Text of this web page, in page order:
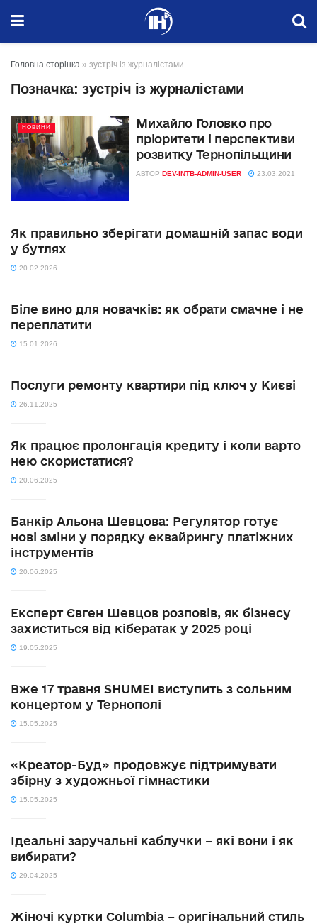
Головна сторінка » зустріч із журналістами
Позначка: зустріч із журналістами
НОВИНИ
Михайло Головко про
пріоритети і перспективи
розвитку Тернопільщини
АВТОР DEV-INTB-ADMIN-USER 23.03.2021
Як правильно зберігати домашній запас води
у бутлях
20.02.2026
Біле вино для новачків: як обрати смачне і не
переплатити
15.01.2026
Послуги ремонту квартири під ключ у Києві
26.11.2025
Як працює пролонгація кредиту і коли варто
нею скористатися?
20.06.2025
Банкір Альона Шевцова: Регулятор готує
нові зміни у порядку еквайрингу платіжних
інструментів
20.06.2025
Експерт Євген Шевцов розповів, як бізнесу
захиститься від кібератак у 2025 році
19.05.2025
Вже 17 травня SHUMEI виступить з сольним
концертом у Тернополі
15.05.2025
«Креатор-Буд» продовжує підтримувати
збірну з художньої гімнастики
15.05.2025
Ідеальні заручальні каблучки – які вони і як
вибирати?
29.04.2025
Жіночі куртки Columbia – оригінальний стиль